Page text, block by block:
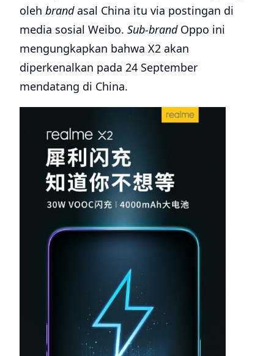
oleh brandasal China itu via postingan di
media sosial Weibo. Sub-brandOppo ini
mengungkapkan bahwa X2 akan
diperkenalkan pada 24 September
mendatang di China.